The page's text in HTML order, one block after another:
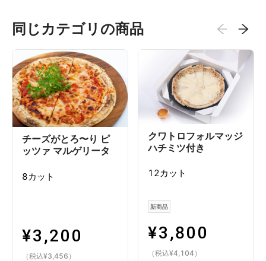
同じカテゴリの商品
チーズがとろ〜り ピ
ッツァ マルゲリータ
8カット
¥3,200
（税込¥3,456 ）
クワトロフォルマッジ
ハチミツ付き
12カット
新商品
¥3,800
（税込¥4,104 ）